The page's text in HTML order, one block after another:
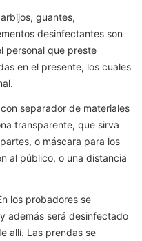
guantes,
desinfectantes son
personal que preste
en el presente, los cuales
separador de materiales
transparente, que sirva
o máscara para los
al público, o una distancia
los probadores se
además será desinfectado
allí. Las prendas se